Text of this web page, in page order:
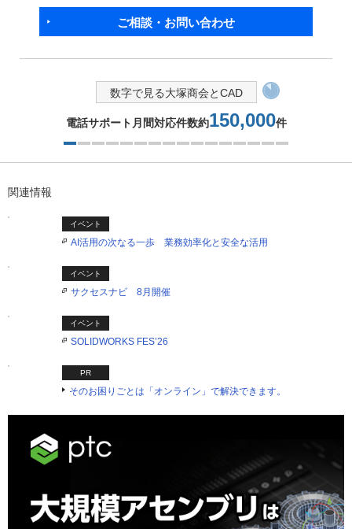
ご相談・お問い合わせ
数字で見る大塚商会とCAD
電話サポート月間対応件数約150,000件
関連情報
イベント
AI活用の次なる一歩 業務効率化と安全な活用
イベント
サクセスナビ 8月開催
イベント
SOLIDWORKS FES’26
PR
そのお困りごとは「オンライン」で解決できます。